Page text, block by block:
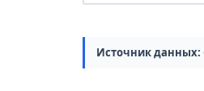
Источник данных: